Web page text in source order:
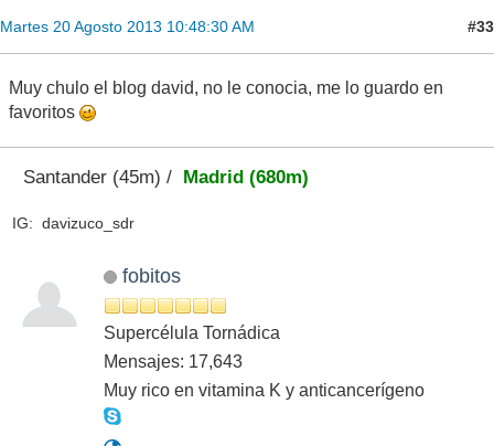
Martes 20 Agosto 2013 10:48:30 AM #33
Muy chulo el blog david, no le conocia, me lo guardo en
favoritos
Santander (45m) / Madrid (680m)
IG: davizuco_sdr
fobitos
Supercélula Tornádica
Mensajes: 17,643
Muy rico en vitamina K y anticancerígeno